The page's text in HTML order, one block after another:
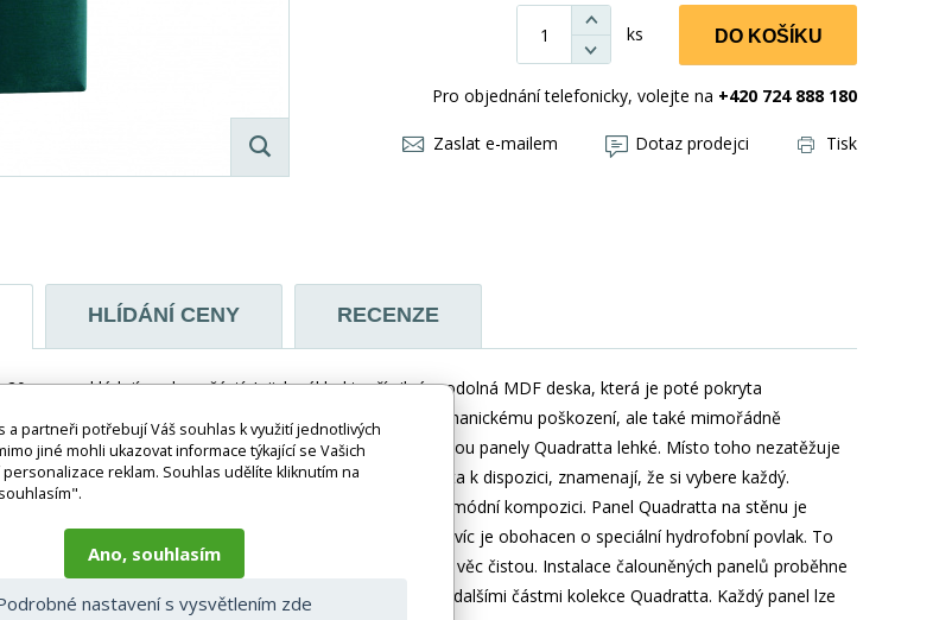
ks DO KOŠÍKU
Pro objednání telefonicky, volejte na +420 724 888 180
Zaslat e-mailem Dotaz prodejci Tisk
HLÍDÁNÍ CENY RECENZE
cm se skládají ze dvou částí. Jejich základ tvoří silná a odolná MDF deska, která je poté pokryta
Tato kombinace činí strukturu nejen odolnou vůči mechanickému poškození, ale také mimořádně
bez obav použít jako oporu pro záda. Kromě toho jsou panely Quadratta lehké. Místo toho nezatěžuje
Vzory a barvy, ve kterých jsou panely kolekce Quadratta k dispozici, znamenají, že si vybere každý.
k industriálnímu stylu, což vám umožní vytvořit klidnou a módní kompozici. Panel Quadratta na stěnu je
a tření. Jeho bezchybný vzhled připomíná semiš, a navíc je obohacen o speciální hydrofobní povlak. To
vlhkost, což vám umožní snadno udržovat celou věc čistou. Instalace čalouněných panelů proběhne
vybavení. Panel vytvoří krásnou kombinaci s dalšími částmi kolekce Quadratta. Každý panel lze
a partneři potřebují Váš souhlas k využití jednotlivých
jiné mohli ukazovat informace týkající se Vašich
reklam. Souhlas udělíte kliknutím na
Ano, souhlasím
nastavení s vysvětlením zde